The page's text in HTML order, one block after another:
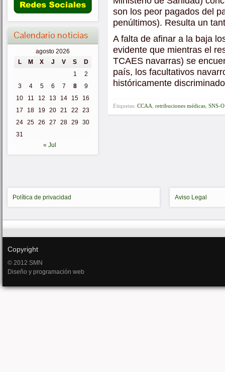
Calendario noticias
agosto 2026
L
M X J V S
D
1
2
3
4 5 6 7 8
9
10
11 12 13 14 15
16
17
18 19 20 21 22
23
24 25 26 27 28 29 30
31
« Jul
son los peor pagados del
penúltimos). Resulta un
A falta de afinar a la baja
evidente que mientras el
TCAES navarras) se
país, los facultativos
históricamente
Etiquetas: CCAA retribuciones médicas SNS-O
Política de privacidad Aviso Legal
Copyright
© 2012 SMN
Diseño y programación web